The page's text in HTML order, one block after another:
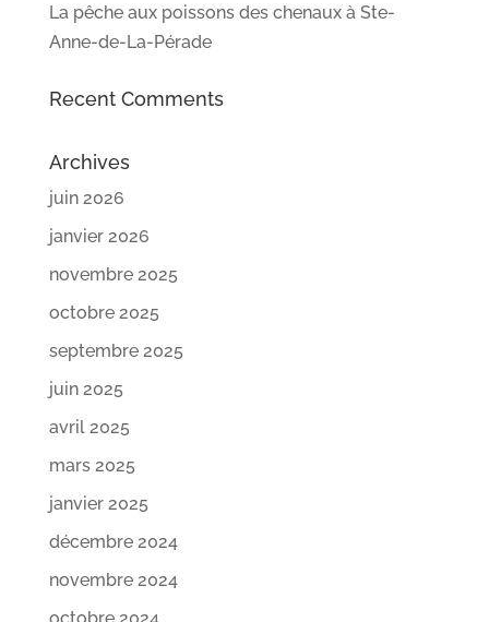
La pêche aux poissons des chenaux à Ste-
Anne-de-La-Pérade
Recent Comments
Archives
juin 2026
janvier 2026
novembre 2025
octobre 2025
septembre 2025
juin 2025
avril 2025
mars 2025
janvier 2025
décembre 2024
novembre 2024